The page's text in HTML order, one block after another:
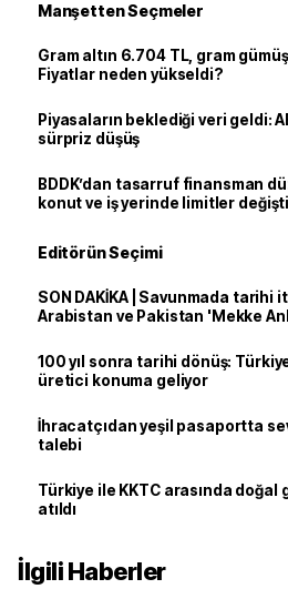
Manşetten Seçmeler
Gram altın 6.704 TL, gram
Fiyatlar neden yükseldi?
Piyasaların beklediği veri geldi:
sürpriz düşüş
BDDK’dan tasarruf finansman
konut ve iş yerinde limitler değişti
Editörün Seçimi
SON DAKİKA | Savunmada tarihi
Arabistan ve Pakistan 'Mekke
100 yıl sonra tarihi dönüş:
üretici konuma geliyor
İhracatçıdan yeşil pasaportta
talebi
Türkiye ile KKTC arasında doğal
atıldı
İlgili Haberler